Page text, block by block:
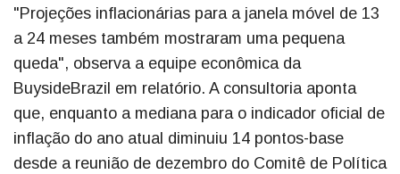
"Projeções inflacionárias para a janela móvel de 13
a 24 meses também mostraram uma pequena
queda", observa a equipe econômica da
BuysideBrazil em relatório. A consultoria aponta
que, enquanto a mediana para o indicador oficial de
inflação do ano atual diminuiu 14 pontos-base
desde a reunião de dezembro do Comitê de Política